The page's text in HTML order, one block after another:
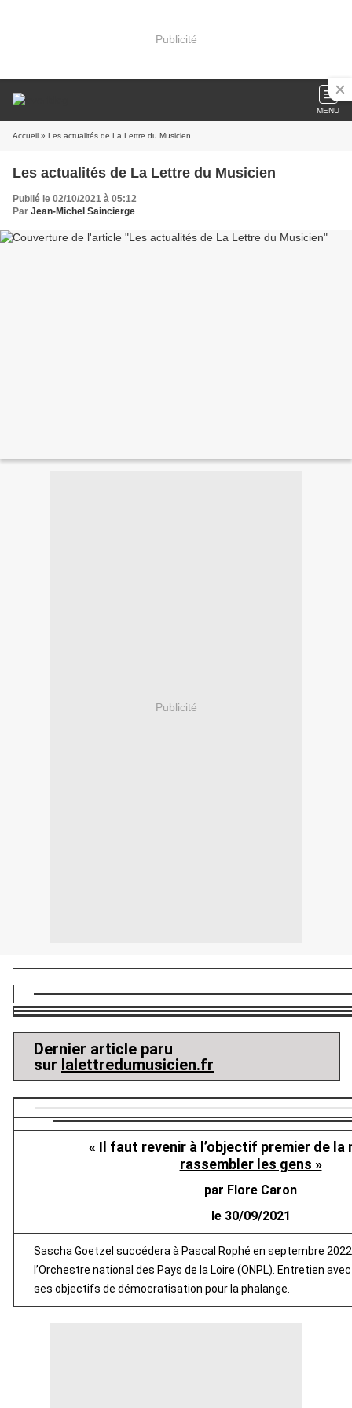
Publicité
MENU
Accueil » Les actualités de La Lettre du Musicien
Les actualités de La Lettre du Musicien
Publié le 02/10/2021 à 05:12
Par Jean-Michel Saincierge
Publicité
Dernier article paru
sur lalettredumusicien.fr
« Il faut revenir à l’objectif premier de la
rassembler les gens »
par Flore Caron
le 30/09/2021
Sascha Goetzel succédera à Pascal Rophé en septembre
l’Orchestre national des Pays de la Loire (ONPL). Entretien
ses objectifs de démocratisation pour la phalange.